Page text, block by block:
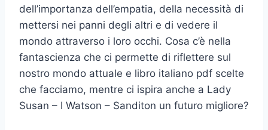
dell’importanza dell’empatia, della necessità di
mettersi nei panni degli altri e di vedere il
mondo attraverso i loro occhi. Cosa c’è nella
fantascienza che ci permette di riflettere sul
nostro mondo attuale e libro italiano pdf scelte
che facciamo, mentre ci ispira anche a Lady
Susan – I Watson – Sanditon un futuro migliore?